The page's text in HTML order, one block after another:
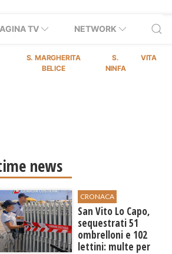
TV NETWORK
S. MARGHERITA
BELICE
S.
NINFA
VITA
news
CRONACA
San Vito Lo Capo,
sequestrati 51
ombrelloni e 102
lettini: multe per